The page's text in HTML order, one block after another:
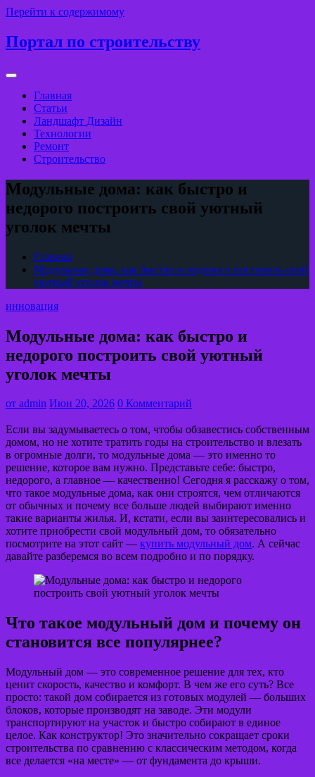
Перейти к содержимому
Портал по строительству
Главная
Статьи
Ландшафт Дизайн
Технологии
Ремонт
Строительство
Модульные дома: как быстро и
недорого построить свой уютный
уголок мечты
Главная
Модульные дома: как быстро и недорого построить свой
уютный уголок мечты
инновация
Модульные дома: как быстро и
недорого построить свой уютный
уголок мечты
от admin Июн 20, 2026 0 Комментарий
Если вы задумываетесь о том, чтобы обзавестись собственным
домом, но не хотите тратить годы на строительство и влезать
в огромные долги, то модульные дома — это именно то
решение, которое вам нужно. Представьте себе: быстро,
недорого, а главное — качественно! Сегодня я расскажу о том,
что такое модульные дома, как они строятся, чем отличаются
от обычных и почему все больше людей выбирают именно
такие варианты жилья. И, кстати, если вы заинтересовались и
хотите приобрести свой модульный дом, то обязательно
посмотрите на этот сайт — купить модульный дом. А сейчас
давайте разберемся во всем подробно и по порядку.
Что такое модульный дом и почему он
становится все популярнее?
Модульный дом — это современное решение для тех, кто
ценит скорость, качество и комфорт. В чем же его суть? Все
просто: такой дом собирается из готовых модулей — больших
блоков, которые производят на заводе. Эти модули
транспортируют на участок и быстро собирают в единое
целое. Как конструктор! Это значительно сокращает сроки
строительства по сравнению с классическим методом, когда
все делается «на месте» — от фундамента до крыши.